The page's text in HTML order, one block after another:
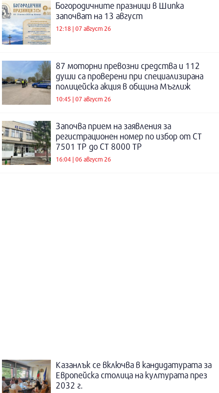
Богородичните празници в Шипка
започват на 13 август
12:18 | 07 август 26
87 моторни превозни средства и 112
души са проверени при специализирана
полицейска акция в община Мъглиж
10:45 | 07 август 26
Започва прием на заявления за
регистрационен номер по избор от СТ
7501 ТР до СТ 8000 ТР
16:04 | 06 август 26
Казанлък се включва в кандидатурата за
Европейска столица на културата през
2032 г.